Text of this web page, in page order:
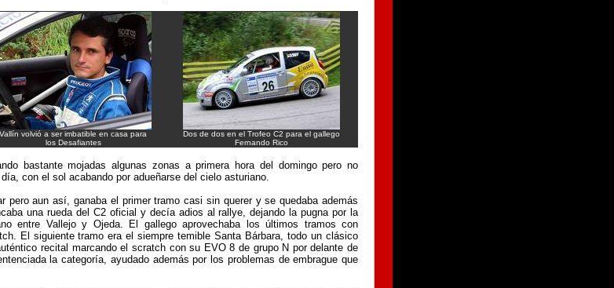
Vallín volvió a ser imbatible en casa para
los Desafiantes
Dos de dos en el Trofeo C2 para el gallego
Fernando Rico
bastante mojadas algunas zonas a primera hora del domingo pero no
con el sol acabando por adueñarse del cielo asturiano.
pero aun así, ganaba el primer tramo casi sin querer y se quedaba además
una rueda del C2 oficial y decía adios al rallye, dejando la pugna por la
entre Vallejo y Ojeda. El gallego aprovechaba los últimos tramos con
El siguiente tramo era el siempre temible Santa Bárbara, todo un clásico
recital marcando el scratch con su EVO 8 de grupo N por delante de
la categoría, ayudado además por los problemas de embrague que